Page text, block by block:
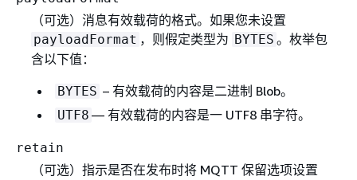
（可选）消息有效载荷的格式。如果您未设置
payloadFormat ，则假定类型为 BYTES 。枚举包
含以下值：
BYTES – 有效载荷的内容是二进制 Blob。
UTF8 — 有效载荷的内容是一 UTF8 串字符。
retain
（可选）指示是否在发布时将 MQTT 保留选项设置